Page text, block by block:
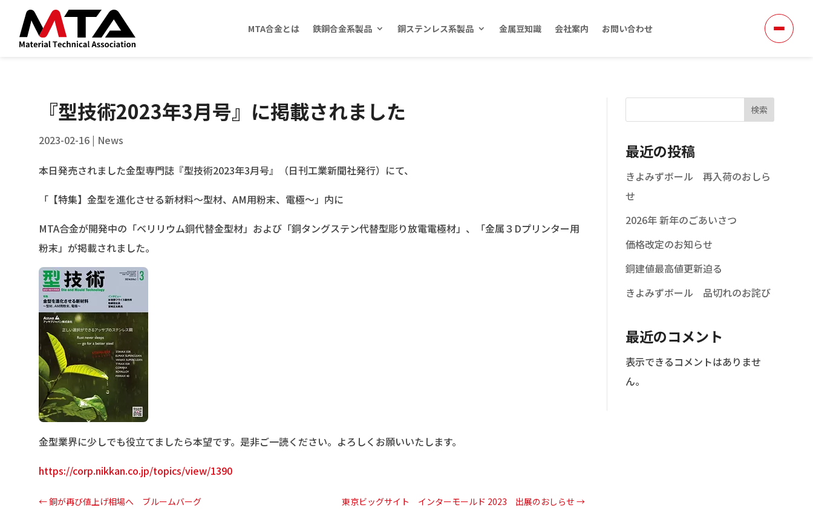
MTA合金とは 鉄銅合金系製品 銅ステンレス系製品 金属豆知識 会社案内 お問い合わせ
『型技術2023年3月号』に掲載されました
2023-02-16 | News
本日発売されました金型専門誌『型技術2023年3月号』（日刊工業新聞社発行）にて、
「【特集】金型を進化させる新材料～型材、AM用粉末、電極～」内に
MTA合金が開発中の「ベリリウム銅代替金型材」および「銅タングステン代替型彫り放電電極材」、「金属３Dプリンター用
粉末」が掲載されました。
金型業界に少しでも役立てましたら本望です。是非ご一読ください。よろしくお願いいたします。
https://corp.nikkan.co.jp/topics/view/1390
←銅が再び値上げ相場へ ブルームバーグ 東京ビッグサイト インターモールド 2023 出展のおしらせ →
検索
最近の投稿
きよみずボール 再入荷のおしら
せ
2026年 新年のごあいさつ
価格改定のお知らせ
銅建値最高値更新迫る
きよみずボール 品切れのお詫び
最近のコメント
表示できるコメントはありませ
ん。